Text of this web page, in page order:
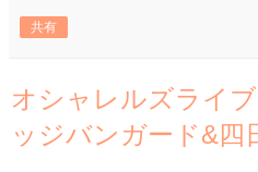
共有
オシャレルズライ
ッジバンガード&四